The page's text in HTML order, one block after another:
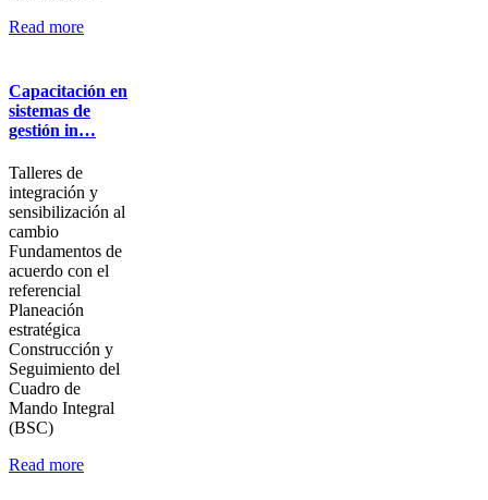
Read more
Capacitación en
sistemas de
gestión in…
Talleres de
integración y
sensibilización al
cambio
Fundamentos de
acuerdo con el
referencial
Planeación
estratégica
Construcción y
Seguimiento del
Cuadro de
Mando Integral
(BSC)
Read more